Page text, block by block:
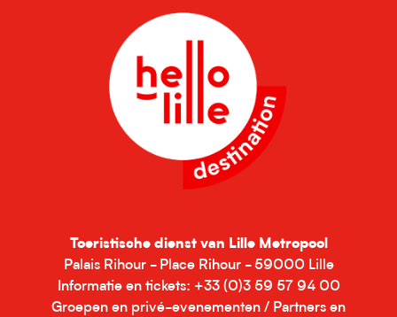
Toeristische dienst van Lille Metropool
Palais Rihour - Place Rihour - 59000 Lille
Informatie en tickets: +33 (0)3 59 57 94 00
Groepen en privé-evenementen / Partners en